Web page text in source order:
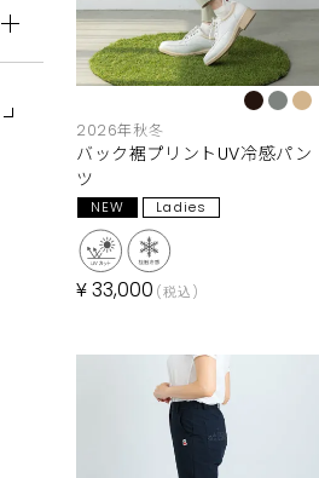
2026年秋冬
バック裾プリントUV冷感パン
ツ
NEW Ladies
¥33,000 税込